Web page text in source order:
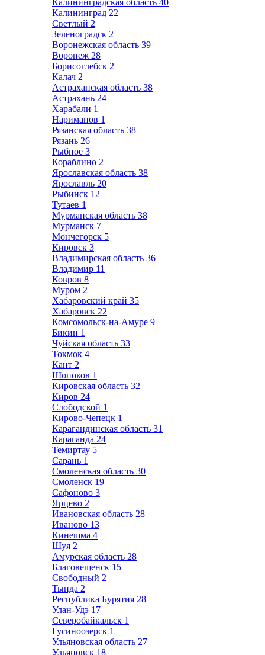
Калининградская область 40
Калининград 22
Светлый 2
Зеленоградск 2
Воронежская область 39
Воронеж 28
Борисоглебск 2
Калач 2
Астраханская область 38
Астрахань 24
Харабали 1
Нариманов 1
Рязанская область 38
Рязань 26
Рыбное 3
Кораблино 2
Ярославская область 38
Ярославль 20
Рыбинск 12
Тутаев 1
Мурманская область 38
Мурманск 7
Мончегорск 5
Кировск 3
Владимирская область 36
Владимир 11
Ковров 8
Муром 2
Хабаровский край 35
Хабаровск 22
Комсомольск-на-Амуре 9
Бикин 1
Чуйская область 33
Токмок 4
Кант 2
Шопоков 1
Кировская область 32
Киров 24
Слободской 1
Кирово-Чепецк 1
Карагандинская область 31
Караганда 24
Темиртау 5
Сарань 1
Смоленская область 30
Смоленск 19
Сафоново 3
Ярцево 2
Ивановская область 28
Иваново 13
Кинешма 4
Шуя 2
Амурская область 28
Благовещенск 15
Свободный 2
Тында 2
Республика Бурятия 28
Улан-Удэ 17
Северобайкальск 1
Гусиноозерск 1
Ульяновская область 27
Ульяновск 18